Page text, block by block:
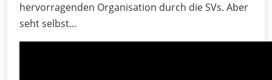
hervorragenden Organisation durch die SVs. Aber
seht selbst…